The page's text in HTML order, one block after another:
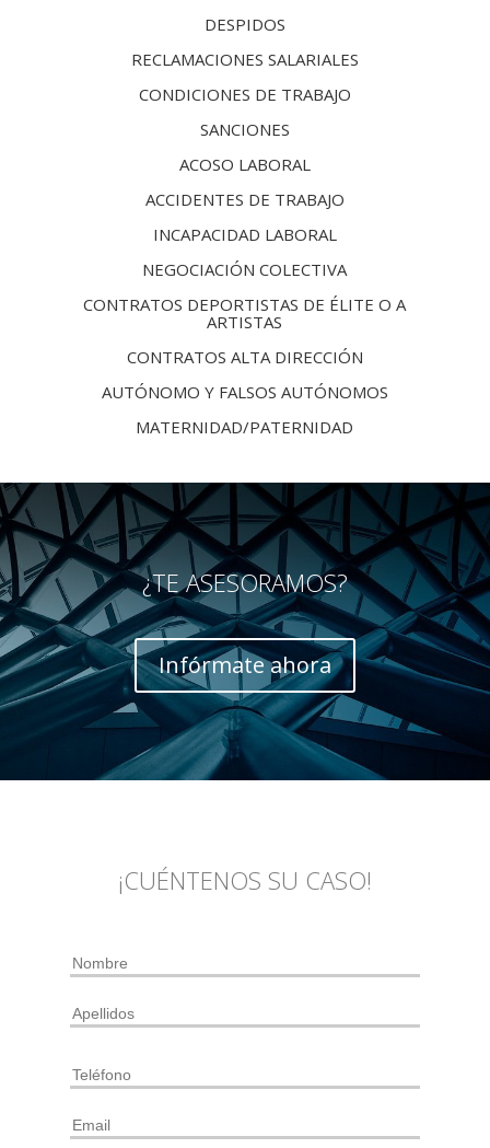
DESPIDOS
RECLAMACIONES SALARIALES
CONDICIONES DE TRABAJO
SANCIONES
ACOSO LABORAL
ACCIDENTES DE TRABAJO
INCAPACIDAD LABORAL
NEGOCIACIÓN COLECTIVA
CONTRATOS DEPORTISTAS DE ÉLITE O A
ARTISTAS
CONTRATOS ALTA DIRECCIÓN
AUTÓNOMO Y FALSOS AUTÓNOMOS
MATERNIDAD/PATERNIDAD
¿TE ASESORAMOS?
Infórmate ahora
¡CUÉNTENOS SU CASO!